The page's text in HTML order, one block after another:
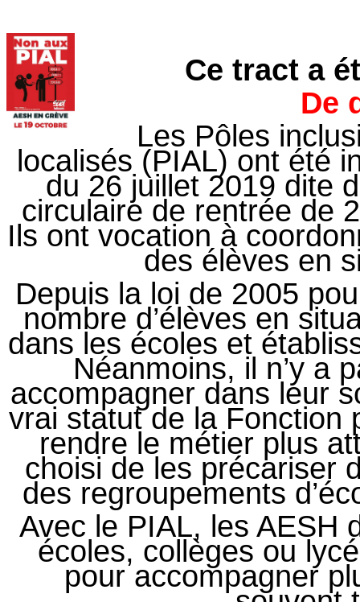
Ce tract a
De
Les Pôles
localisés (PIAL) ont été
du 26 juillet 2019 dite
circulaire de rentrée de
Ils ont vocation à
des élèves en
Depuis la loi de 2005
nombre d’élèves en
dans les écoles et
Néanmoins, il n’y a
accompagner dans leur
vrai statut de la Fonction
rendre le métier plus
choisi de les précariser
des regroupements
Avec le PIAL, les AESH
écoles, collèges ou
pour accompagner